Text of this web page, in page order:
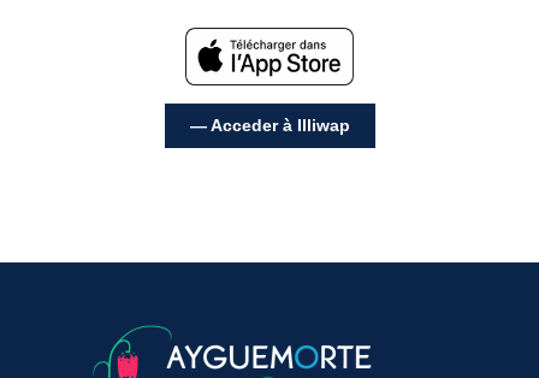
— Acceder à Illiwap